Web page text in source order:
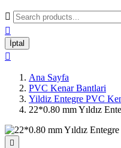


İptal

Ana Sayfa
PVC Kenar Bantlari
Yildiz Entegre PVC
22*0.80 mm Yıldız
